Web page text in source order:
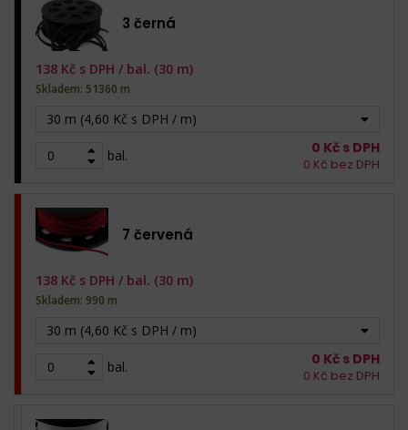
3 černá
30 m (4,60 Kč s DPH / m)
bal.
138 Kč s DPH / bal. (30 m)
Skladem: 51360 m
0 Kč s DPH
0 Kč bez DPH
7 červená
30 m (4,60 Kč s DPH / m)
bal.
138 Kč s DPH / bal. (30 m)
Skladem: 990 m
0 Kč s DPH
0 Kč bez DPH